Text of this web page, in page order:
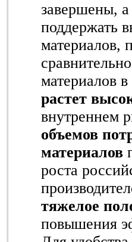
завершены,
поддержать
материалов,
материалов
растет
внутреннем
объемов
материалов
роста
тяжелое
повышения